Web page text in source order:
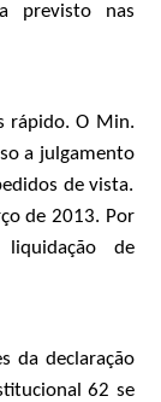
previsto nas
rápido. O Min.
a julgamento
de vista.
de 2013. Por
de
da declaração
62 se